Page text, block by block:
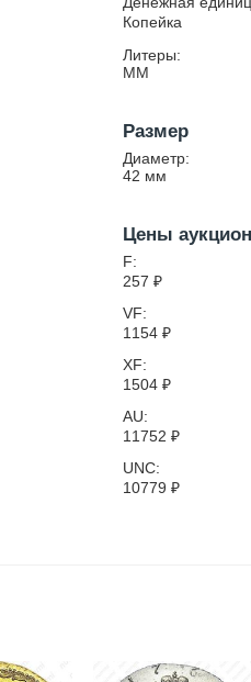
Копейка
Литеры:
ММ
Размер
Диаметр:
42 мм
Цены
F:
257 ₽
VF:
1154 ₽
XF:
1504 ₽
AU:
11752 ₽
UNC:
10779 ₽